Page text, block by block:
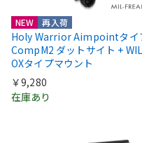
NEW 再入荷
Holy Warrior Aimpointタイ
CompM2 ダットサイト +
OXタイプマウント
￥9,280
在庫あり